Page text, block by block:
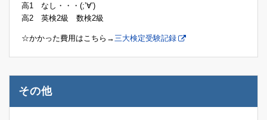
高1 なし・・・(;’∀’)
高2 英検2級 数検2級
☆かかった費用はこちら→ 三大検定受験記録
その他